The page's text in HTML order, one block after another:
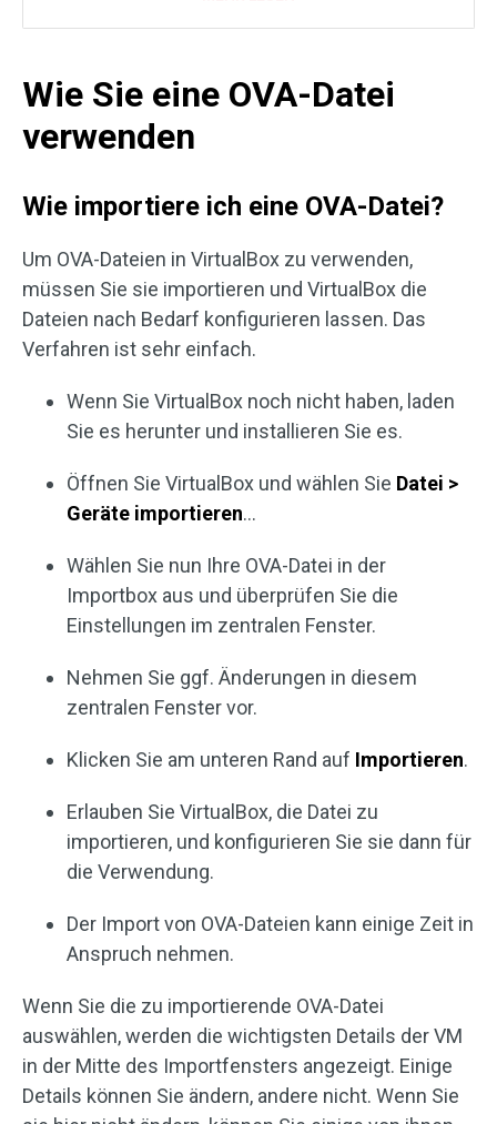
Wie Sie eine OVA-Datei
verwenden
Wie importiere ich eine OVA-Datei?
Um OVA-Dateien in VirtualBox zu verwenden,
müssen Sie sie importieren und VirtualBox die
Dateien nach Bedarf konfigurieren lassen. Das
Verfahren ist sehr einfach.
Wenn Sie VirtualBox noch nicht haben, laden
Sie es herunter und installieren Sie es.
Öffnen Sie VirtualBox und wählen Sie Datei >
Geräte importieren…
Wählen Sie nun Ihre OVA-Datei in der
Importbox aus und überprüfen Sie die
Einstellungen im zentralen Fenster.
Nehmen Sie ggf. Änderungen in diesem
zentralen Fenster vor.
Klicken Sie am unteren Rand auf Importieren.
Erlauben Sie VirtualBox, die Datei zu
importieren, und konfigurieren Sie sie dann für
die Verwendung.
Der Import von OVA-Dateien kann einige Zeit in
Anspruch nehmen.
Wenn Sie die zu importierende OVA-Datei
auswählen, werden die wichtigsten Details der VM
in der Mitte des Importfensters angezeigt. Einige
Details können Sie ändern, andere nicht. Wenn Sie